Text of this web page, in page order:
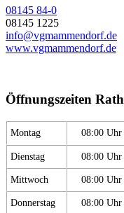
08145 84-0
08145 1225
info@vgmammendorf.de
www.vgmammendorf.de
Öffnungszeiten
Montag 08:00
Dienstag 08:00
Mittwoch 08:00
Donnerstag 08:00